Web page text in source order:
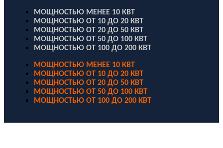
МОЩНОСТЬЮ МЕНЕЕ 10 КВТ
МОЩНОСТЬЮ ОТ 10 ДО 20 КВТ
МОЩНОСТЬЮ ОТ 20 ДО 50 КВТ
МОЩНОСТЬЮ ОТ 50 ДО 100 КВТ
МОЩНОСТЬЮ ОТ 100 ДО 200 КВТ
МОЩНОСТЬЮ МЕНЕЕ 10 КВТ
МОЩНОСТЬЮ ОТ 10 ДО 20 КВТ
МОЩНОСТЬЮ ОТ 20 ДО 50 КВТ
МОЩНОСТЬЮ ОТ 50 ДО 100 КВТ
МОЩНОСТЬЮ ОТ 100 ДО 200 КВТ